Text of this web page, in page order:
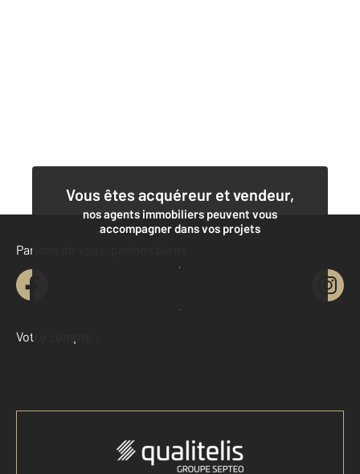
Vous êtes acquéreur et vendeur,
nos agents immobiliers peuvent vous
accompagner dans vos projets
Contacter l'agence
Demander une estimation
Parlons de vous, parlons biens
Votre compte :
Accéder à mon compte